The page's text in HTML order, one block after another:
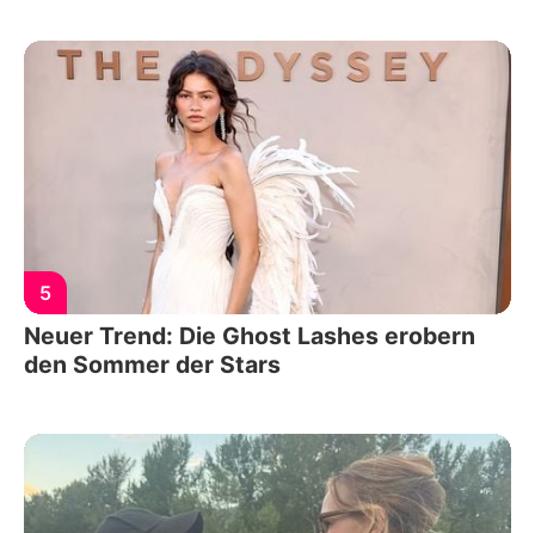
5
Neuer Trend: Die Ghost Lashes erobern
den Sommer der Stars